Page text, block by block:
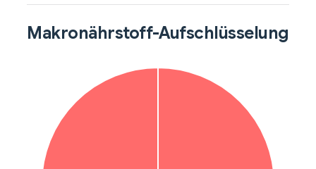
Makronährstoff-Aufschlüsselung